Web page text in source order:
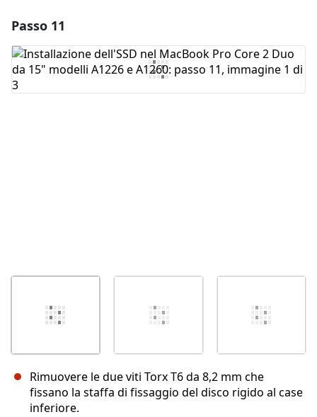
Aggiungi Commento
Passo 11
Rimuovere le due viti Torx T6 da 8,2 mm che
fissano la staffa di fissaggio del disco rigido al case
inferiore.